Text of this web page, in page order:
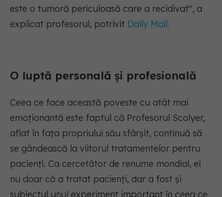
este o tumoră periculoasă care a recidivat", a
explicat profesorul, potrivit Daily Mail.
O luptă personală și profesională
Ceea ce face această poveste cu atât mai
emoționantă este faptul că Profesorul Scolyer,
aflat în fața propriului său sfârșit, continuă să
se gândească la viitorul tratamentelor pentru
pacienți. Ca cercetător de renume mondial, el
nu doar că a tratat pacienți, dar a fost și
subiectul unui experiment important în ceea ce